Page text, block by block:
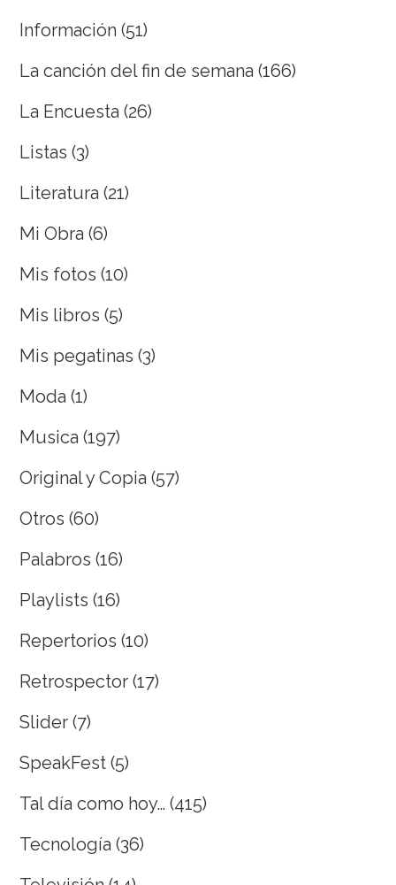
Información (51)
La canción del fin de semana (166)
La Encuesta (26)
Listas (3)
Literatura (21)
Mi Obra (6)
Mis fotos (10)
Mis libros (5)
Mis pegatinas (3)
Moda (1)
Musica (197)
Original y Copia (57)
Otros (60)
Palabros (16)
Playlists (16)
Repertorios (10)
Retrospector (17)
Slider (7)
SpeakFest (5)
Tal día como hoy… (415)
Tecnología (36)